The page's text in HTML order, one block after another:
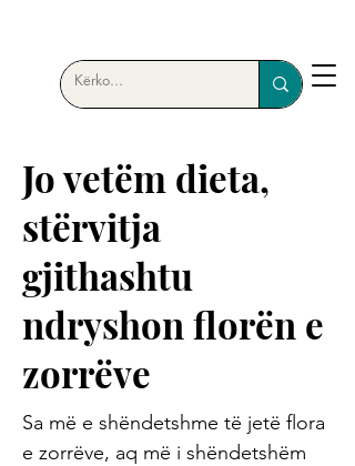
Jo vetëm dieta,
stërvitja
gjithashtu
ndryshon florën e
zorrëve
Sa më e shëndetshme të jetë flora
e zorrëve, aq më i shëndetshëm